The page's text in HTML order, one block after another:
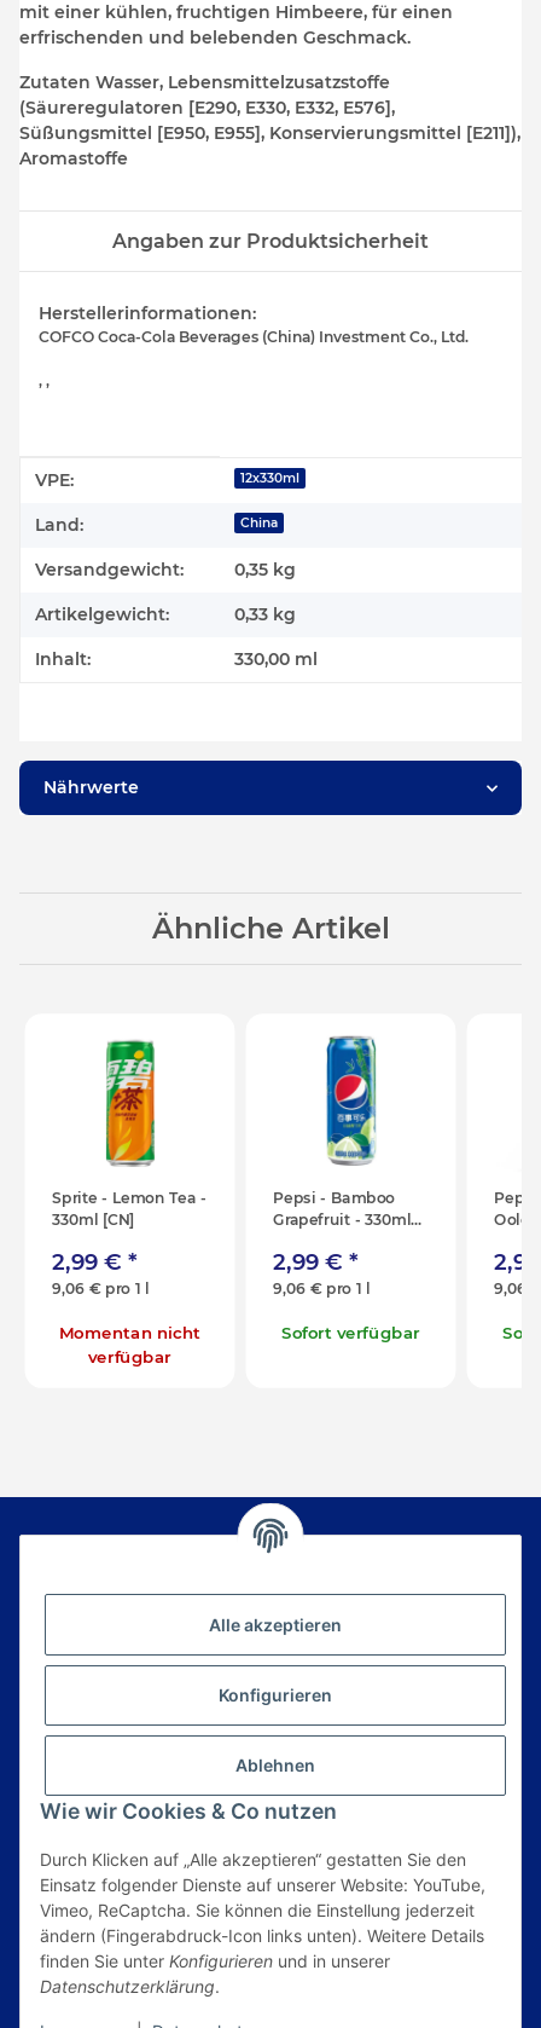
Alle akzeptieren
Konfigurieren
Ablehnen
Wie wir Cookies & Co nutzen
Durch Klicken auf „Alle akzeptieren“ gestatten Sie den
Einsatz folgender Dienste auf unserer Website: YouTube,
Vimeo, ReCaptcha. Sie können die Einstellung jederzeit
ändern (Fingerabdruck-Icon links unten). Weitere Details
finden Sie unter Konfigurieren und in unserer
Datenschutzerklärung.
mit einer kühlen, fruchtigen Himbeere, für einen
erfrischenden und belebenden Geschmack.
Zutaten Wasser, Lebensmittelzusatzstoffe
(Säureregulatoren [E290, E330, E332, E576],
Süßungsmittel [E950, E955], Konservierungsmittel [E211]),
Aromastoffe
Angaben zur Produktsicherheit
Herstellerinformationen:
COFCO Coca-Cola Beverages (China) Investment Co., Ltd.
, ,
Produkteigenschaft
Wert
VPE: 12x330ml
Land: China
Versandgewicht: 0,35 kg
Artikelgewicht: 0,33 kg
Inhalt: 330,00 ml
Nährwerte
Ähnliche Artikel
Sprite - Lemon Tea -
330ml [CN]
2,99 €*
9,06 € pro 1 l
Momentan nicht
verfügbar
Pepsi - Bamboo
Grapefruit - 330ml
2,99 €*
9,06 € pro 1 l
Sofort verfügbar
Pepsi
9,06
Newsletter Abonnieren
Bitte senden Sie mir entsprechend Ihrer
Datenschutzerklärungregelmäßig und jederzeit
widerruflich Informationen zu Ihrem
Informationen
Gesetzliche Informationen